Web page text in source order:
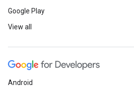
Google Play
View all
Android